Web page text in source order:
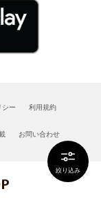
絞り込み
シー 利用規約
お問い合わせ